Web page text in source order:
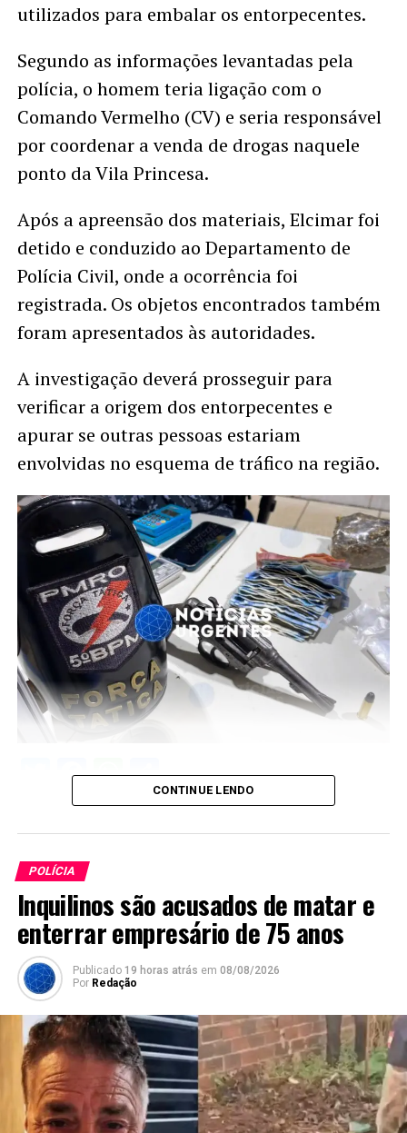
utilizados para embalar os entorpecentes.
Segundo as informações levantadas pela
polícia, o homem teria ligação com o
Comando Vermelho (CV) e seria responsável
por coordenar a venda de drogas naquele
ponto da Vila Princesa.
Após a apreensão dos materiais, Elcimar foi
detido e conduzido ao Departamento de
Polícia Civil, onde a ocorrência foi
registrada. Os objetos encontrados também
foram apresentados às autoridades.
A investigação deverá prosseguir para
verificar a origem dos entorpecentes e
apurar se outras pessoas estariam
envolvidas no esquema de tráfico na região.
Twitter
Facebook
WhatsApp
Share
CONTINUE LENDO
POLÍCIA
Inquilinos são acusados de matar e
enterrar empresário de 75 anos
Publicado 19 horas atrás em 08/08/2026
Por Redação